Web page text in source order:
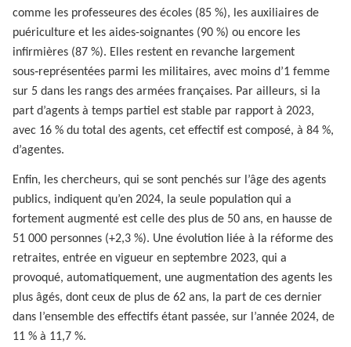
comme les professeures des écoles (85 %), les auxiliaires de
puériculture et les aides-soignantes (90 %) ou encore les
infirmières (87 %). Elles restent en revanche largement
sous‑représentées parmi les militaires, avec moins d’1 femme
sur 5 dans les rangs des armées françaises. Par ailleurs, si la
part d’agents à temps partiel est stable par rapport à 2023,
avec 16 % du total des agents, cet effectif est composé, à 84 %,
d’agentes.
Enfin, les chercheurs, qui se sont penchés sur l’âge des agents
publics, indiquent qu’en 2024, la seule population qui a
fortement augmenté est celle des plus de 50 ans, en hausse de
51 000 personnes (+2,3 %). Une évolution liée à la réforme des
retraites, entrée en vigueur en septembre 2023, qui a
provoqué, automatiquement, une augmentation des agents les
plus âgés, dont ceux de plus de 62 ans, la part de ces dernier
dans l’ensemble des effectifs étant passée, sur l’année 2024, de
11 % à 11,7 %.